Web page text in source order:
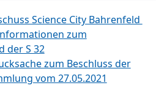
Science City Bahrenfeld 
zum
der S 32
zum Beschluss der
vom 27.05.2021